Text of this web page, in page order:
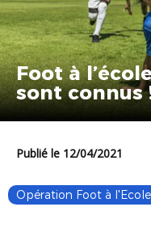
Foot à
sont connus
Publié le 12/04/2021
Opération Foot à l'Ecole